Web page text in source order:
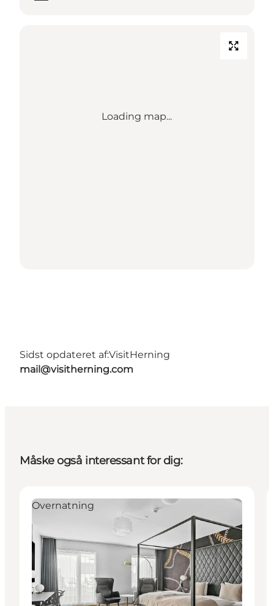
Loading map...
Sidst opdateret af:VisitHerning
mail@visitherning.com
Måske også interessant for dig:
Overnatning